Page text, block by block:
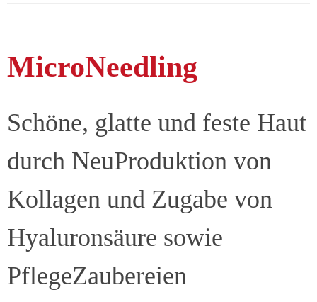
MicroNeedling
Schöne, glatte und feste Haut
durch NeuProduktion von
Kollagen und Zugabe von
Hyaluronsäure sowie
PflegeZaubereien